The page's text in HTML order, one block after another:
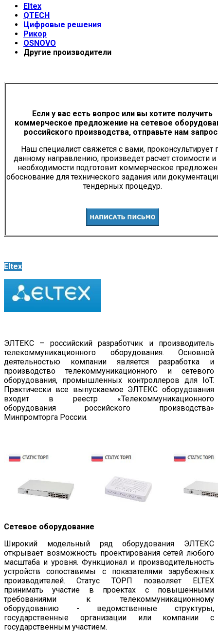
Eltex
QTECH
Цифровые решения
Рикор
OSNOVO
Другие производители
Если у вас есть вопрос или вы хотите получить
коммерческое предложение на сетевое
российского производства, отправьте нам
Наш специалист свяжется с вами, проконсультирует
данному направлению, произведет расчет стоимости и
необходимости подготовит коммерческое
обоснование для технического задания или
тендерных процедур.
Eltex
ЭЛТЕКС – российский разработчик и производитель
телекоммуникационного оборудования. Основной
деятельностью компании является разработка и
производство телекоммуникационного и сетевого
оборудования, промышленных контроллеров для IoT.
Практически все выпускаемое ЭЛТЕКС оборудования
входит в реестр «Телекоммуникационного
оборудования российского производства»
Минпромторга России.
Сетевое оборудование
Широкий модельный ряд оборудования ЭЛТЕКС
открывает возможность проектирования сетей любого
масштаба и уровня. Функционал и производительность
устройств сопоставимы с показателями зарубежных
производителей. Статус ТОРП позволяет ELTEX
принимать участие в проектах с повышенными
требованиями к телекоммуникационному
оборудованию - ведомственные структуры,
государственные организации или компании с
государственным участием.